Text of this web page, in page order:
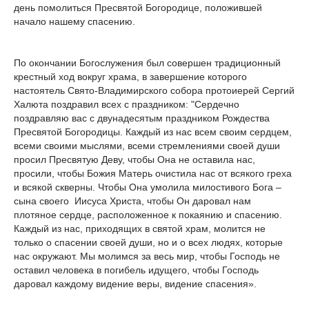
день помолиться Пресвятой Богородице, положившей
начало нашему спасению.
По окончании Богослужения был совершен традиционный
крестный ход вокруг храма, в завершение которого
настоятель Свято-Владимирского собора протоиерей Сергий
Халюта поздравил всех с праздником: "Сердечно
поздравляю вас с двунадесятым праздником Рождества
Пресвятой Богородицы. Каждый из нас всем своим сердцем,
всеми своими мыслями, всеми стремлениями своей души
просил Пресвятую Деву, чтобы Она не оставила нас,
просили, чтобы Божия Матерь очистила нас от всякого греха
и всякой скверны. Чтобы Она умолила милостивого Бога –
сына своего Иисуса Христа, чтобы Он даровал нам
плотяное сердце, расположенное к покаянию и спасению.
Каждый из нас, приходящих в святой храм, молится не
только о спасении своей души, но и о всех людях, которые
нас окружают. Мы молимся за весь мир, чтобы Господь не
оставил человека в погибель идущего, чтобы Господь
даровал каждому видение веры, видение спасения».